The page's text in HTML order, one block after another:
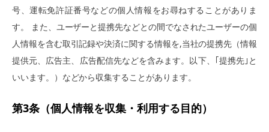
号、運転免許証番号などの個人情報をお尋ねすることがありま
す。 また、ユーザーと提携先などとの間でなされたユーザーの個
人情報を含む取引記録や決済に関する情報を,当社の提携先（情報
提供元、広告主、広告配信先などを含みます。以下、｢提携先｣と
いいます。）などから収集することがあります。
第3条（個人情報を収集・利用する目的）